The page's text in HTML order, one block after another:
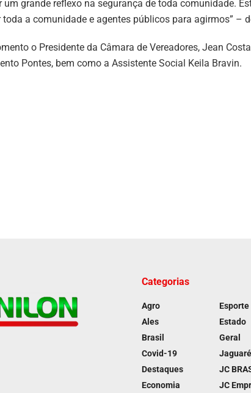
um grande reflexo na segurança de toda comunidade.
a comunidade e agentes públicos para agirmos” –
o Presidente da Câmara de Vereadores, Jean
Pontes, bem como a Assistente Social Keila Bravin.
Categorias
Agro
Ales
Brasil
Covid-19
Destaques
Economia
Esporte
Estado
Geral
Jaguaré
JC
JC